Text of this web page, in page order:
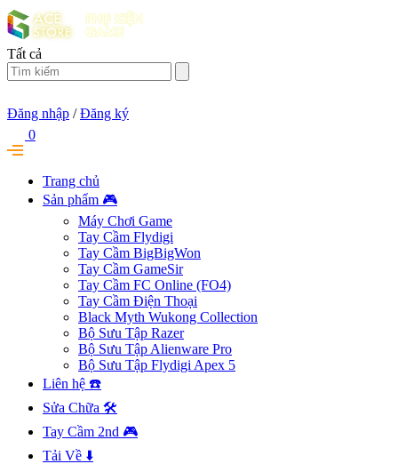
Tất cả
Đăng nhập / Đăng ký
0
Trang chủ
Sản phẩm 🎮
Máy Chơi Game
Tay Cầm Flydigi
Tay Cầm BigBigWon
Tay Cầm GameSir
Tay Cầm FC Online (FO4)
Tay Cầm Điện Thoại
Black Myth Wukong Collection
Bộ Sưu Tập Razer
Bộ Sưu Tập Alienware Pro
Bộ Sưu Tập Flydigi Apex 5
Liên hệ ☎️
Sửa Chữa 🛠️
Tay Cầm 2nd 🎮
Tải Về ⬇️